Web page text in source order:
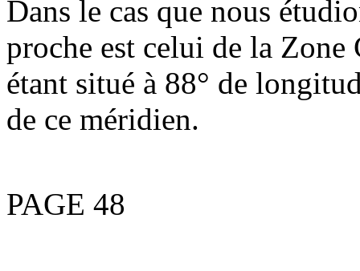
Dans le cas que nous
proche est celui de la Zone
étant situé à 88° de
de ce méridien.
PAGE 48